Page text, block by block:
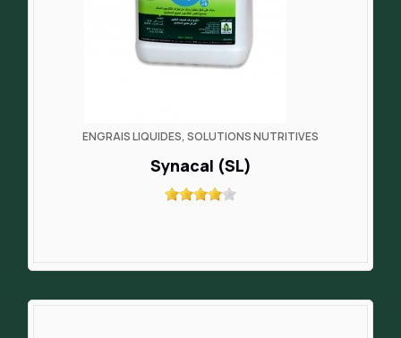
ENGRAIS LIQUIDES, SOLUTIONS NUTRITIVES
Synacal (SL)